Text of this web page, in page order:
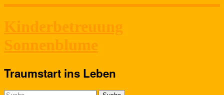
Kinderbetreuung
Sonnenblume
Traumstart ins Leben